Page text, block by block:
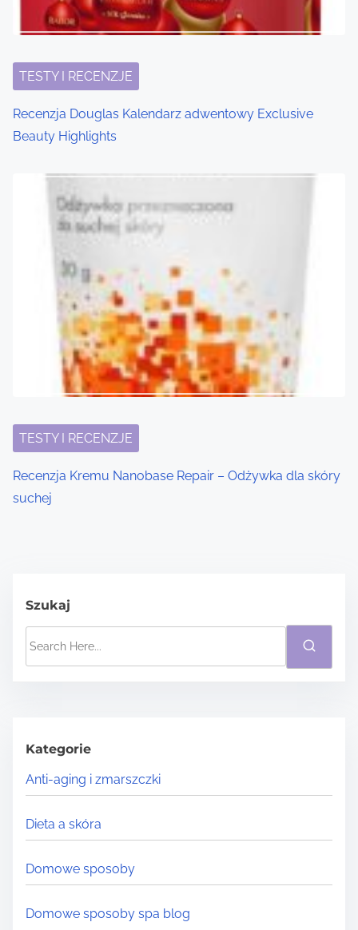
TESTY I RECENZJE
Recenzja Douglas Kalendarz adwentowy Exclusive
Beauty Highlights
TESTY I RECENZJE
Recenzja Kremu Nanobase Repair – Odżywka dla skóry
suchej
Szukaj
h
H
e
r
e
.
.
.
Kategorie
Anti-aging i zmarszczki
Dieta a skóra
Domowe sposoby
Domowe sposoby spa blog